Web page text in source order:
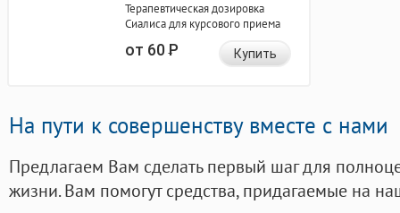
Терапевтическая дозировка
Сиалиса для курсового приема
от 60Р Купить
На пути к совершенству вместе с нами
Предлагаем Вам сделать первый шаг для
жизни. Вам помогут средства, придагаемые на